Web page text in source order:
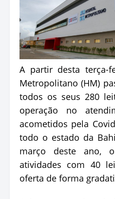
A partir desta terça-
Metropolitano (HM)
todos os seus 280
operação no
acometidos pela
todo o estado da
março deste ano,
atividades com 40
oferta de forma